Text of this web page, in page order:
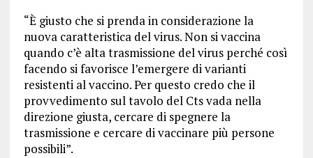
“È giusto che si prenda in considerazione la
nuova caratteristica del virus. Non si vaccina
quando c’è alta trasmissione del virus perché così
facendo si favorisce l’emergere di varianti
resistenti al vaccino. Per questo credo che il
provvedimento sul tavolo del Cts vada nella
direzione giusta, cercare di spegnere la
trasmissione e cercare di vaccinare più persone
possibili”.